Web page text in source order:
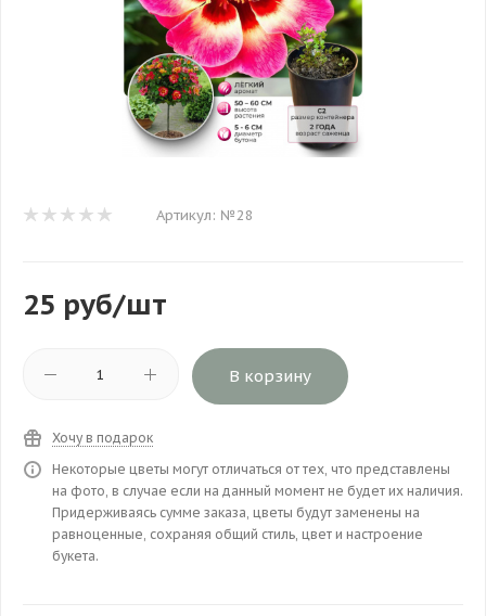
Артикул: №28
25 руб/шт
В корзину
Хочу в подарок
Некоторые цветы могут отличаться от тех, что представлены
на фото, в случае если на данный момент не будет их наличия.
Придерживаясь сумме заказа, цветы будут заменены на
равноценные, сохраняя общий стиль, цвет и настроение
букета.